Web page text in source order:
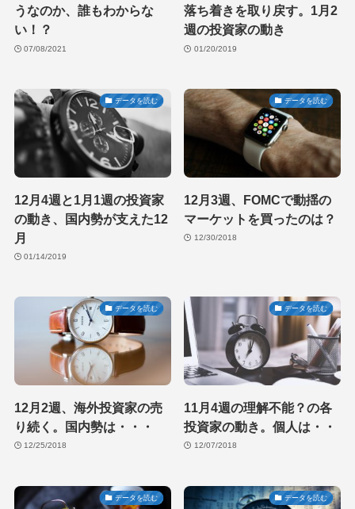
うなのか、誰もわからな
い！？
07/08/2021
落ち着きを取り戻す。1月2
週の投資家の動き
01/20/2019
データを読む
12月4週と1月1週の投資家
の動き、国内勢が支えた12
月
01/14/2019
データを読む
12月3週、FOMCで動揺の
マーケットを買ったのは？
12/30/2018
データを読む
12月2週、海外投資家の売
り続く。国内勢は・・・
12/25/2018
データを読む
11月4週の理解不能？の各
投資家の動き。個人は・・
12/07/2018
データを読む データを読む